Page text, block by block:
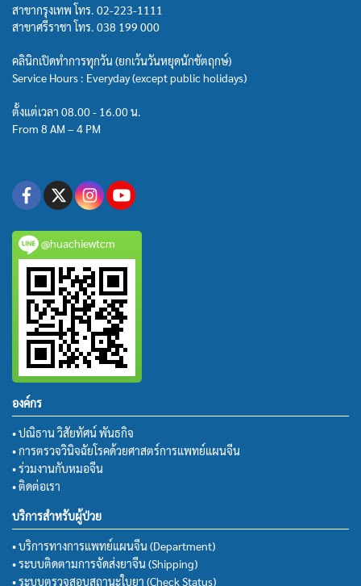
สาขากรุงเทพ โทร. 02-223-1111
สาขาศรีราชา โทร. 038 199 000
คลินิกเปิดทำการทุกวัน (ยกเว้นวันหยุดนักขัตฤกษ์)
Service Hours : Everyday (except public holidays)
ตั้งแต่เวลา 08.00 - 16.00 น.
From 8 AM – 4 PM
@huachiewtcm
องค์กร
• ปณิธาน วิสัยทัศน์ พันธกิจ
• การตรวจวินิจฉัยโรคด้วยศาสตร์การแพทย์แผนจีน
• ร่วมงานกับหมอจีน
• ติดต่อเรา
บริการสำหรับผู้ป่วย
• บริการทางการแพทย์แผนจีน (Department)
• ระบบติดตามการจัดส่งยาจีน (Shipping)
• ระบบตรวจสอบสถานะใบยา (Check Status)